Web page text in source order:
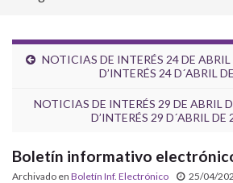
NOTICIAS DE INTERÉS 24 DE
D’INTERÉS 24 D´ABRIL
NOTICIAS DE INTERÉS 29 DE ABRIL
D’INTERÉS 29 D´ABRIL DE
Boletín informativo
Archivado en Boletín Inf. Electrónico 25/04/